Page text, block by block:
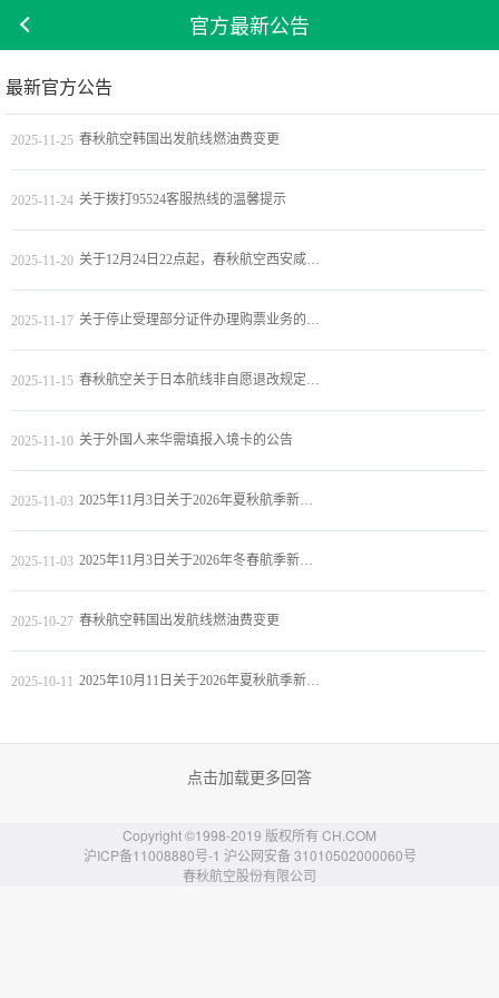
官方最新公告
最新官方公告
2025-11-25 春秋航空韩国出发航线燃油费变更
2025-11-24 关于拨打95524客服热线的温馨提示
2025-11-20 关于12月24日22点起，春秋航空西安咸阳国际机场国内进出港航班航站楼变更为T5运行的温馨提醒
2025-11-17 关于停止受理部分证件办理购票业务的通知
2025-11-15 春秋航空关于日本航线非自愿退改规定的通知
2025-11-10 关于外国人来华需填报入境卡的公告
2025-11-03 2025年11月3日关于2026年夏秋航季新增航班计划的通知
2025-11-03 2025年11月3日关于2026年冬春航季新增航班计划的通知
2025-10-27 春秋航空韩国出发航线燃油费变更
2025-10-11 2025年10月11日关于2026年夏秋航季新增航班计划的通知
点击加载更多回答
Copyright ©1998-2019 版权所有 CH.COM
沪ICP备11008880号-1 沪公网安备 31010502000060号
春秋航空股份有限公司